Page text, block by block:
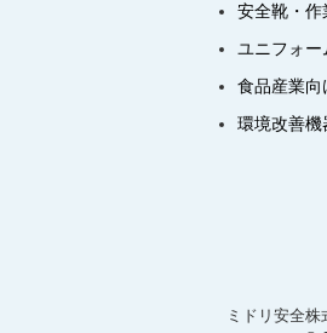
安全靴・作
ユニフォー
食品産業向
環境改善機
ミドリ安全